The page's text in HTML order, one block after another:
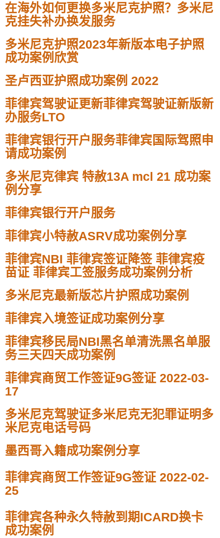
在海外如何更换多米尼克护照？多米尼
克挂失补办换发服务
多米尼克护照2023年新版本电子护照
成功案例欣赏
圣卢西亚护照成功案例 2022
菲律宾驾驶证更新菲律宾驾驶证新版新
办服务LTO
菲律宾银行开户服务菲律宾国际驾照申
请成功案例
多米尼克律宾 特赦13A mcl 21 成功案
例分享
菲律宾银行开户服务
菲律宾小特赦ASRV成功案例分享
菲律宾NBI 菲律宾签证降签 菲律宾疫
苗证 菲律宾工签服务成功案例分析
多米尼克最新版芯片护照成功案例
菲律宾入境签证成功案例分享
菲律宾移民局NBI黑名单清洗黑名单服
务三天四天成功案例
菲律宾商贸工作签证9G签证 2022-03-
17
多米尼克驾驶证多米尼克无犯罪证明多
米尼克电话号码
墨西哥入籍成功案例分享
菲律宾商贸工作签证9G签证 2022-02-
25
菲律宾各种永久特赦到期ICARD换卡
成功案例